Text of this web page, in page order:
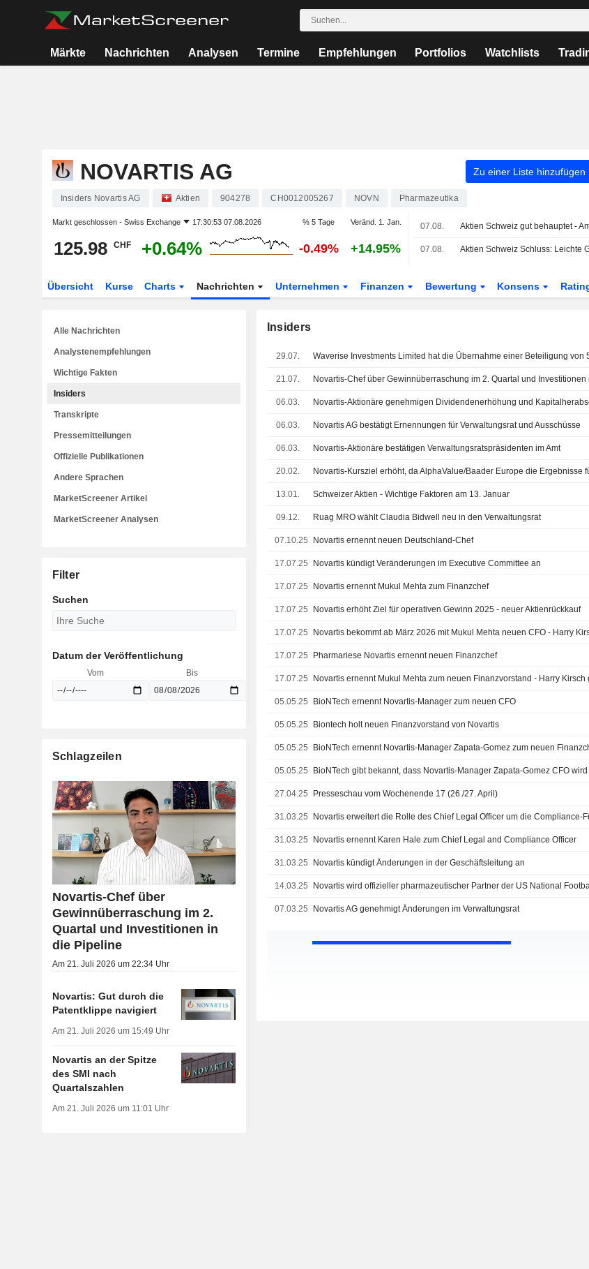
Märkte Nachrichten Analysen Termine Empfehlungen Portfolios Watchlists
NOVARTIS AG Zu einer Liste hinzufügen
Insiders Novartis AG Aktien 904278 CH0012005267 NOVN Pharmazeutika
Markt geschlossen - Swiss Exchange 17:30:53 07.08.2026 % 5 Tage Veränd. 1. Jan.
125.98 CHF +0.64% -0.49% +14.95%
07.08.
07.08.
Übersicht Kurse Charts Nachrichten Unternehmen Finanzen Bewertung Konsens
Insiders
29.07.
21.07.
06.03. Novartis-Aktionäre genehmigen Dividendenerhöhung und
06.03. Novartis AG bestätigt Ernennungen für Verwaltungsrat und Ausschüsse
06.03. Novartis-Aktionäre bestätigen Verwaltungsratspräsidenten im Amt
20.02.
13.01. Schweizer Aktien - Wichtige Faktoren am 13. Januar
09.12. Ruag MRO wählt Claudia Bidwell neu in den Verwaltungsrat
07.10.25 Novartis ernennt neuen Deutschland-Chef
17.07.25 Novartis kündigt Veränderungen im Executive Committee an
17.07.25 Novartis ernennt Mukul Mehta zum Finanzchef
17.07.25 Novartis erhöht Ziel für operativen Gewinn 2025 - neuer Aktienrückkauf
17.07.25
17.07.25 Pharmariese Novartis ernennt neuen Finanzchef
17.07.25
05.05.25 BioNTech ernennt Novartis-Manager zum neuen CFO
05.05.25 Biontech holt neuen Finanzvorstand von Novartis
05.05.25 BioNTech ernennt Novartis-Manager Zapata-Gomez zum neuen
05.05.25 BioNTech gibt bekannt, dass Novartis-Manager Zapata-Gomez CFO wird
27.04.25 Presseschau vom Wochenende 17 (26./27. April)
31.03.25 Novartis erweitert die Rolle des Chief Legal Officer um die Compliance-
31.03.25 Novartis ernennt Karen Hale zum Chief Legal and Compliance Officer
31.03.25 Novartis kündigt Änderungen in der Geschäftsleitung an
14.03.25
07.03.25 Novartis AG genehmigt Änderungen im Verwaltungsrat
Alle Nachrichten
Analystenempfehlungen
Wichtige Fakten
Insiders
Transkripte
Pressemitteilungen
Offizielle Publikationen
Andere Sprachen
MarketScreener Artikel
MarketScreener Analysen
Filter
Suchen
Datum der Veröffentlichung
Vom Bis
Schlagzeilen
Novartis-Chef über
Gewinnüberraschung im 2.
Quartal und Investitionen in
die Pipeline
Am 21. Juli 2026 um 22:34 Uhr
Novartis: Gut durch die
Patentklippe navigiert
Am 21. Juli 2026 um 15:49 Uhr
Novartis an der Spitze
des SMI nach
Quartalszahlen
Am 21. Juli 2026 um 11:01 Uhr